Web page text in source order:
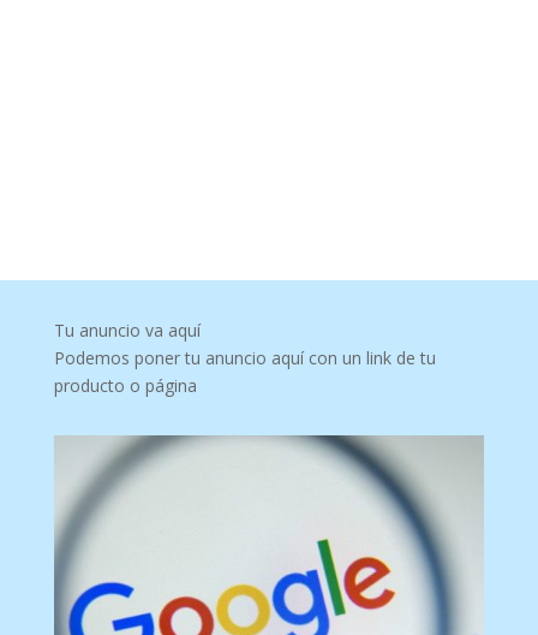
Tu anuncio va aquí
Podemos poner tu anuncio aquí con un link de tu
producto o página